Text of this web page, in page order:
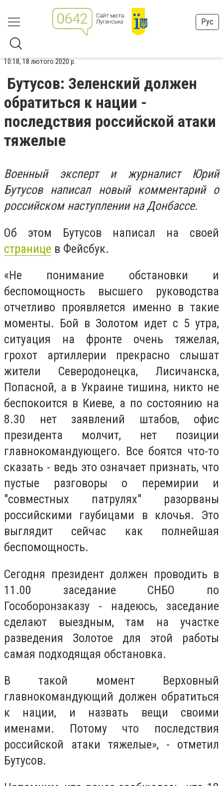
Рус
10:18, 18 лютого 2020 р.
Бутусов: Зеленский должен
обратиться к нации -
последствия российской атаки
тяжелые
Военный эксперт и журналист Юрий
Бутусов написал новый комментарий о
российском наступлении на Донбассе.
Об этом Бутусов написал на своей
странице в Фейсбук.
«Не понимание обстановки и
беспомощность высшего руководства
отчетливо проявляется именно в такие
моменты. Бой в Золотом идет с 5 утра,
ситуация на фронте очень тяжелая,
грохот артиллерии прекрасно слышат
жители Северодонецка, Лисичанска,
Попасной, а в Украине тишина, никто не
беспокоится в Киеве, а по состоянию на
8.30 нет заявлений штабов, офис
президента молчит, нет позиции
главнокомандующего. Все боятся что-то
сказать - ведь это означает признать, что
пустые разговоры о перемирии и
"совместных патрулях" разорваны
российскими гаубицами в клочья. Это
выглядит сейчас как полнейшая
беспомощность.
Сегодня президент должен проводить в
11.00 заседание СНБО по
Гособоронзаказу - надеюсь, заседание
сделают выездным, там на участке
разведения Золотое для этой работы
самая подходящая обстановка.
В такой момент Верховный
главнокомандующий должен обратиться
к нации, и назвать вещи своими
именами. Потому что последствия
российской атаки тяжелые», - отметил
Бутусов.